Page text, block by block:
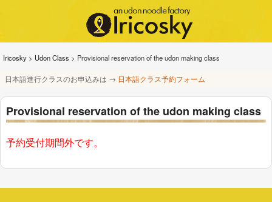
Iricosky > Udon Class > Provisional reservation of the udon making class
日本語進行クラスのお申込みは → 日本語クラス予約フォーム
Provisional reservation of the udon making class
予約受付期間外です。